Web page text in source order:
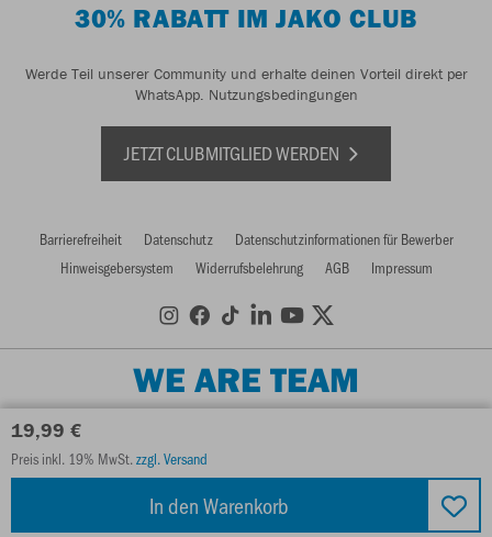
19,99 €
Preis inkl. 19% MwSt.zzgl. Versand
In den Warenkorb
30% RABATT IM JAKO CLUB
Werde Teil unserer Community und erhalte deinen Vorteil direkt per
WhatsApp. Nutzungsbedingungen
JETZT CLUBMITGLIED WERDEN
Barrierefreiheit Datenschutz
Datenschutzinformationen für Bewerber
Hinweisgebersystem
Widerrufsbelehrung AGB Impressum
WE ARE TEAM